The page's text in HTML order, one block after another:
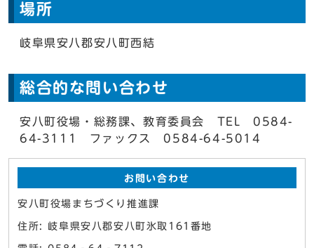
場所
岐阜県安八郡安八町西結
総合的な問い合わせ
安八町役場・総務課、教育委員会 TEL 0584-
64-3111 ファックス 0584-64-5014
お問い合わせ
安八町役場まちづくり推進課
住所: 岐阜県安八郡安八町氷取161番地